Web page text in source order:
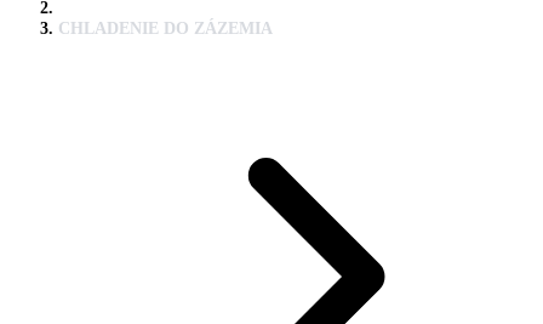
CHLADENIE DO ZÁZEMIA